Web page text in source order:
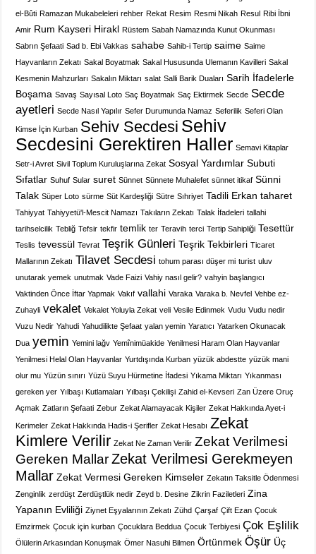
el-Bûti Ramazan Mukabeleleri rehber Rekat Resim Resmi Nikah Resul Ribi İbni
Amir Rum Kayseri Hirakl Rüstem Sabah Namazında Kunut Okunması
Sabrın Şefaati Sad b. Ebi Vakkas sahabe Sahib-i Tertip saime Saime
Hayvanların Zekatı Sakal Boyatmak Sakal Hususunda Ulemanın Kavilleri Sakal
Kesmenin Mahzurları Sakalın Miktarı salat Salli Barik Duaları Sarih İfadelerle
Boşama Savaş Sayısal Loto Saç Boyatmak Saç Ektirmek Secde Secde
ayetleri Secde Nasıl Yapılır Sefer Durumunda Namaz Seferilik Seferi Olan
Kimse İçin Kurban Sehiv Secdesi Sehiv
Secdesini Gerektiren Haller Semavi Kitaplar
Setr-i Avret Sivil Toplum Kuruluşlarına Zekat Sosyal Yardımlar Subuti
Sıfatlar Suhuf Sular suret Sünnet Sünnete Muhalefet sünnet itikaf Sünni
Talak Süper Loto sürme Süt Kardeşliği Sütre Sıhriyet Tadili Erkan taharet
Tahiyyat Tahiyyetü'l-Mescit Namazı Takıların Zekatı Talak İfadeleri tallahi
tarihselcilik Tebliğ Tefsir tekfir temlik ter Teravih terci Tertip Sahipliği Tesettür
Teslis tevessül Tevrat Teşrik Günleri Teşrik Tekbirleri Ticaret
Mallarının Zekatı Tilavet Secdesi tohum parası düşer mi turist uluv
unutarak yemek unutmak Vade Faizi Vahiy nasıl gelir? vahyin başlangıcı
Vaktinden Önce İftar Yapmak Vakıf vallahi Varaka Varaka b. Nevfel Vehbe ez-
Zuhayli vekalet Vekalet Yoluyla Zekat veli Vesile Edinmek Vudu Vudu nedir
Vuzu Nedir Yahudi Yahudilikte Şefaat yalan yemin Yaratıcı Yatarken Okunacak
Dua yemin Yemini lağv Yemînimüakide Yenilmesi Haram Olan Hayvanlar
Yenilmesi Helal Olan Hayvanlar Yurtdışında Kurban yüzük abdestte yüzük mani
olur mu Yüzün sınırı Yüzü Suyu Hürmetine İfadesi Yıkama Miktarı Yıkanması
gereken yer Yılbaşı Kutlamaları Yılbaşı Çekilişi Zahid el-Kevseri Zan Üzere Oruç
Açmak Zatların Şefaati Zebur Zekat Alamayacak Kişiler Zekat Hakkında Ayet-i
Kerimeler Zekat Hakkında Hadis-i Şerifler Zekat Hesabı Zekat
Kimlere Verilir Zekat Ne Zaman Verilir Zekat Verilmesi
Gereken Mallar Zekat Verilmesi Gerekmeyen
Mallar Zekat Vermesi Gereken Kimseler Zekatın Taksitle Ödenmesi
Zenginlik zerdüşt Zerdüştlük nedir Zeyd b. Desine Zikrin Faziletleri Zina
Yapanın Evliliği Ziynet Eşyalarının Zekatı Zühd Çarşaf Çift Ezan Çocuk
Emzirmek Çocuk için kurban Çocuklara Beddua Çocuk Terbiyesi Çok Eşlilik
Ölülerin Arkasından Konuşmak Ömer Nasuhi Bilmen Örtünmek Öşür Üç